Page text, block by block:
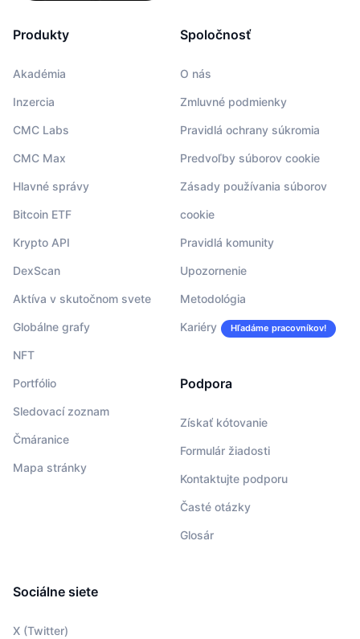
Produkty
Akadémia
Inzercia
CMC Labs
CMC Max
Hlavné správy
Bitcoin ETF
Krypto API
DexScan
Aktíva v skutočnom svete
Globálne grafy
NFT
Portfólio
Sledovací zoznam
Čmáranice
Mapa stránky
Spoločnosť
O nás
Zmluvné podmienky
Pravidlá ochrany súkromia
Predvoľby súborov cookie
Zásady používania súborov
cookie
Pravidlá komunity
Upozornenie
Metodológia
Kariéry Hľadáme pracovníkov!
Podpora
Získať kótovanie
Formulár žiadosti
Kontaktujte podporu
Časté otázky
Glosár
Sociálne siete
X (Twitter)